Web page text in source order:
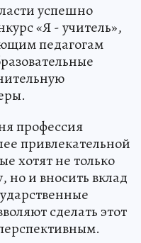
успешно
«Я - учитель»,
педагогам
профессия
привлекательной
хотят не только
но и вносить вклад
сделать этот